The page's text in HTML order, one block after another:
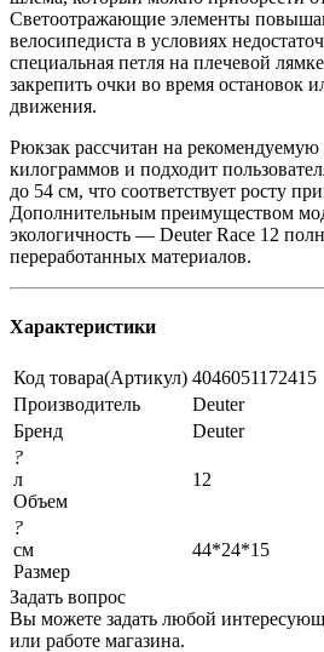
Светоотражающие элементы
велосипедиста в условиях
специальная петля на плечевой
закрепить очки во время остановок
движения.
Рюкзак рассчитан на рекомендуемую
килограммов и подходит
до 54 см, что соответствует росту
Дополнительным преимуществом
экологичность — Deuter Race 12
переработанных материалов.
Характеристики
Код товара(Артикул) 4046051172415
Производитель
Deuter
Бренд
Deuter
?
л
Объем
12
?
см
Размер
44*24*15
Задать вопрос
Вы можете задать любой
или работе магазина.